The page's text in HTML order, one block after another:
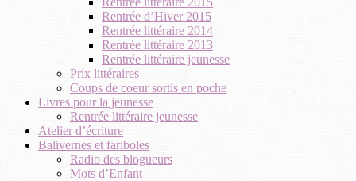
Rentrée d’Hiver 2015
Rentrée littéraire 2014
Rentrée littéraire 2013
Rentrée littéraire jeunesse
Prix littéraires
Coups de coeur sortis en poche
Livres pour la jeunesse
Rentrée littéraire jeunesse
Atelier d’écriture
Balivernes et fariboles
Radio des blogueurs
Mots d’Enfant